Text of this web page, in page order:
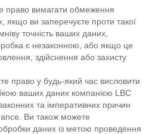
право вимагати обмеження
якщо ви заперечуєте проти такої
точність ваших даних,
є незаконною, або якщо це
здійснення або захисту
право у будь-який час висловити
ваших даних компанією LBC
та імперативних причин
Ви також можете
даних із метою проведення